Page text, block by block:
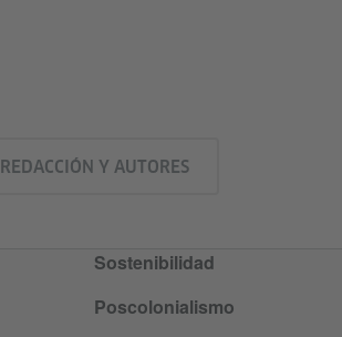
REDACCIÓN Y AUTORES
Sostenibilidad
Poscolonialismo